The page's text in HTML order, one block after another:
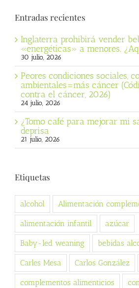
Entradas recientes
Inglaterra prohibirá vender
«energéticas» a menores.
30 julio, 2026
Peores condiciones sociales,
ambientales=más cáncer
contra el cáncer, 2026)
24 julio, 2026
¿Tomo café para mejorar mi
deprisa
21 julio, 2026
Etiquetas
alcohol Alimentación
alimentación infantil azúcar
Baby-led weaning bebidas
Carles Mesa Carlos González
complementos alimenticios